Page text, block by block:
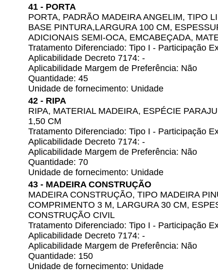
41 - PORTA
PORTA, PADRÃO MADEIRA ANGELIM, TIPO
BASE PINTURA,LARGURA 100 CM,
ADICIONAIS SEMI-OCA, EMCABEÇADA,
Tratamento Diferenciado: Tipo I - Participação
Aplicabilidade Decreto 7174: -
Aplicabilidade Margem de Preferência: Não
Quantidade: 45
Unidade de fornecimento: Unidade
42 - RIPA
RIPA, MATERIAL MADEIRA, ESPÉCIE
1,50 CM
Tratamento Diferenciado: Tipo I - Participação
Aplicabilidade Decreto 7174: -
Aplicabilidade Margem de Preferência: Não
Quantidade: 70
Unidade de fornecimento: Unidade
43 - MADEIRA CONSTRUÇÃO
MADEIRA CONSTRUÇÃO, TIPO MADEIRA
COMPRIMENTO 3 M, LARGURA 30 CM,
CONSTRUÇÃO CIVIL
Tratamento Diferenciado: Tipo I - Participação
Aplicabilidade Decreto 7174: -
Aplicabilidade Margem de Preferência: Não
Quantidade: 150
Unidade de fornecimento: Unidade